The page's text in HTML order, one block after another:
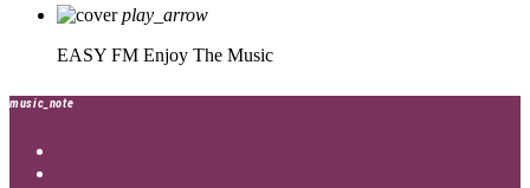
play_arrow
EASY FM Enjoy The Music
music_note